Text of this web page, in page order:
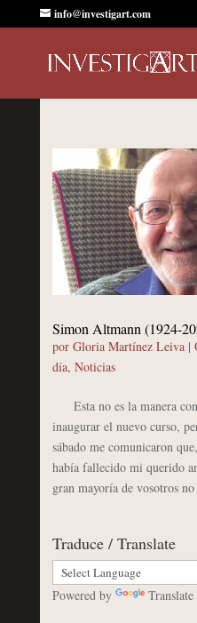
info@investigart.com
Simon Altmann (1924-
por Gloria Martínez Leiva|
día, Noticias
Esta no es la manera
inaugurar el nuevo curso,
sábado me comunicaron
había fallecido mi querido
gran mayoría de vosotros
Traduce / Translate
Powered by Translate